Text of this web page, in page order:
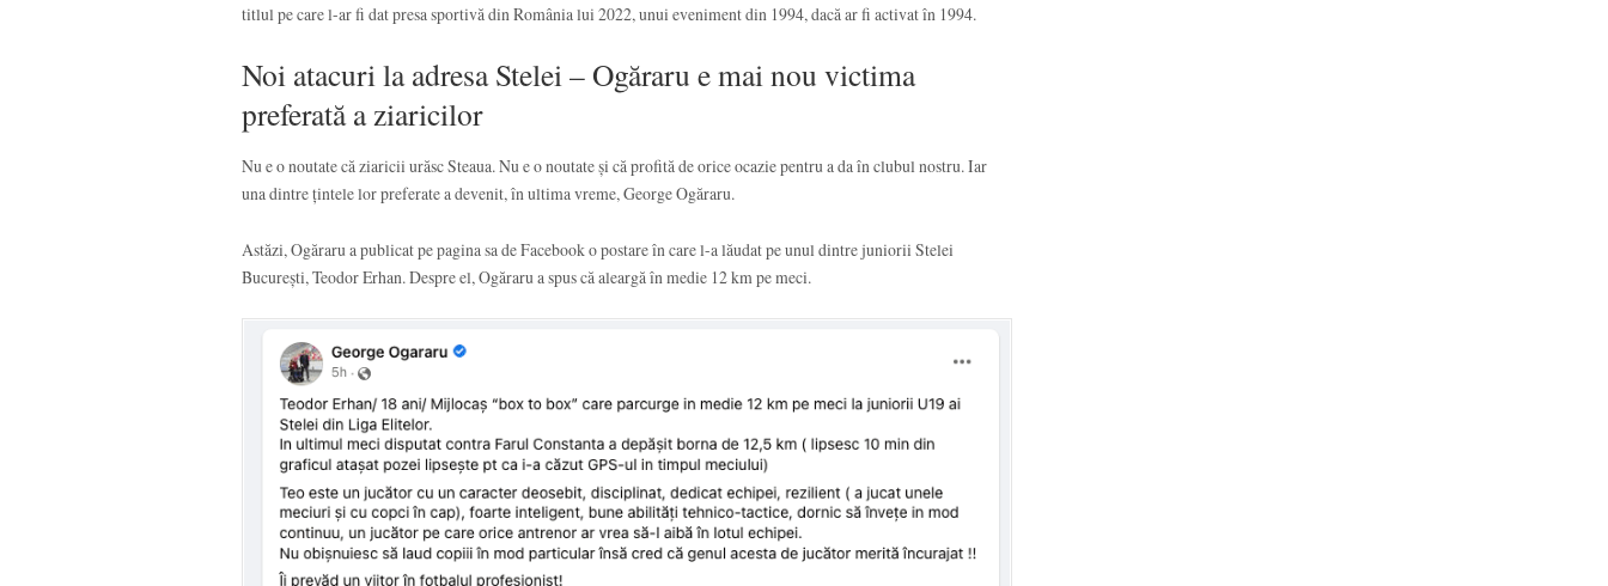
titlul pe care l-ar fi dat presa sportivă din România lui 2022, unui eveniment din 1994, dacă ar fi activat în 1994.
Noi atacuri la adresa Stelei – Ogăraru e mai nou victima
preferată a ziaricilor
Nu e o noutate că ziaricii urăsc Steaua. Nu e o noutate și că profită de orice ocazie pentru a da în clubul nostru. Iar
una dintre țintele lor preferate a devenit, în ultima vreme, George Ogăraru.
Astăzi, Ogăraru a publicat pe pagina sa de Facebook o postare în care l-a lăudat pe unul dintre juniorii Stelei
București, Teodor Erhan. Despre el, Ogăraru a spus că aleargă în medie 12 km pe meci.